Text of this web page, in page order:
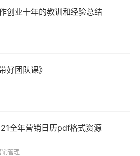
创业十年的教训和经验总结
好团队课》
全年营销日历pdf格式资源
销管理